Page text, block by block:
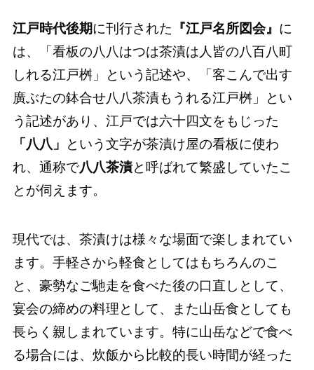
江戸時代後期に刊行された 『江戸名所図会』 に
は、「看板の八八はつは茶漬は人皆の八百八町
しれる江戸桝」という記述や、「客こんで出す
廣ぶたの鉢合せ八八茶漬もうれる江戸桝」とい
う記述があり、江戸では六十四文をもじった
「八八」
という文字が茶漬け屋の看板に使わ
れ、通称で八八茶漬と呼ばれて繁盛していたこ
とが伺えます。
現代では、茶漬けは様々な場面で楽しまれてい
ます。手軽さから軽食としてはもちろんのこ
と、豪勢なご馳走を食べた後の口直しとして、
宴会の締めの料理として、また山岳食としても
長らく親しまれています。特に山岳などで食べ
る場合には、炊飯から比較的長い時間が経った